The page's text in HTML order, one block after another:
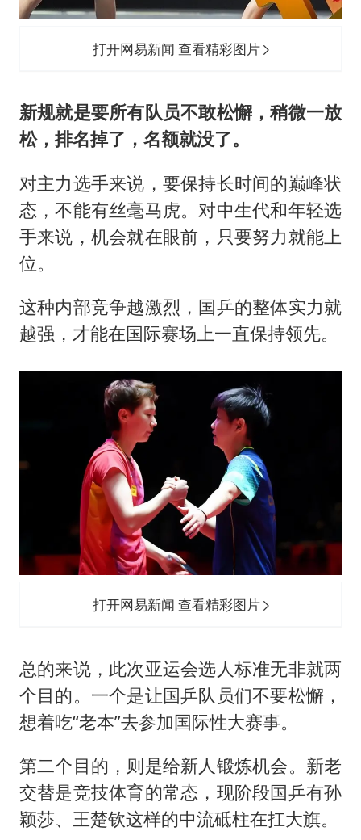
打开网易新闻 查看精彩图片
新规就是要所有队员不敢松懈，稍微一放
松，排名掉了，名额就没了。
对主力选手来说，要保持长时间的巅峰状
态，不能有丝毫马虎。对中生代和年轻选
手来说，机会就在眼前，只要努力就能上
位。
这种内部竞争越激烈，国乒的整体实力就
越强，才能在国际赛场上一直保持领先。
打开网易新闻 查看精彩图片
总的来说，此次亚运会选人标准无非就两
个目的。一个是让国乒队员们不要松懈，
想着吃“老本”去参加国际性大赛事。
第二个目的，则是给新人锻炼机会。新老
交替是竞技体育的常态，现阶段国乒有孙
颖莎、王楚钦这样的中流砥柱在扛大旗。